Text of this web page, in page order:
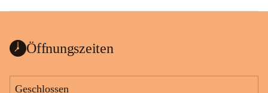
Öffnungszeiten
Geschlossen